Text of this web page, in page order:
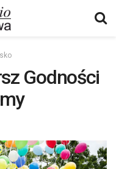
Godności